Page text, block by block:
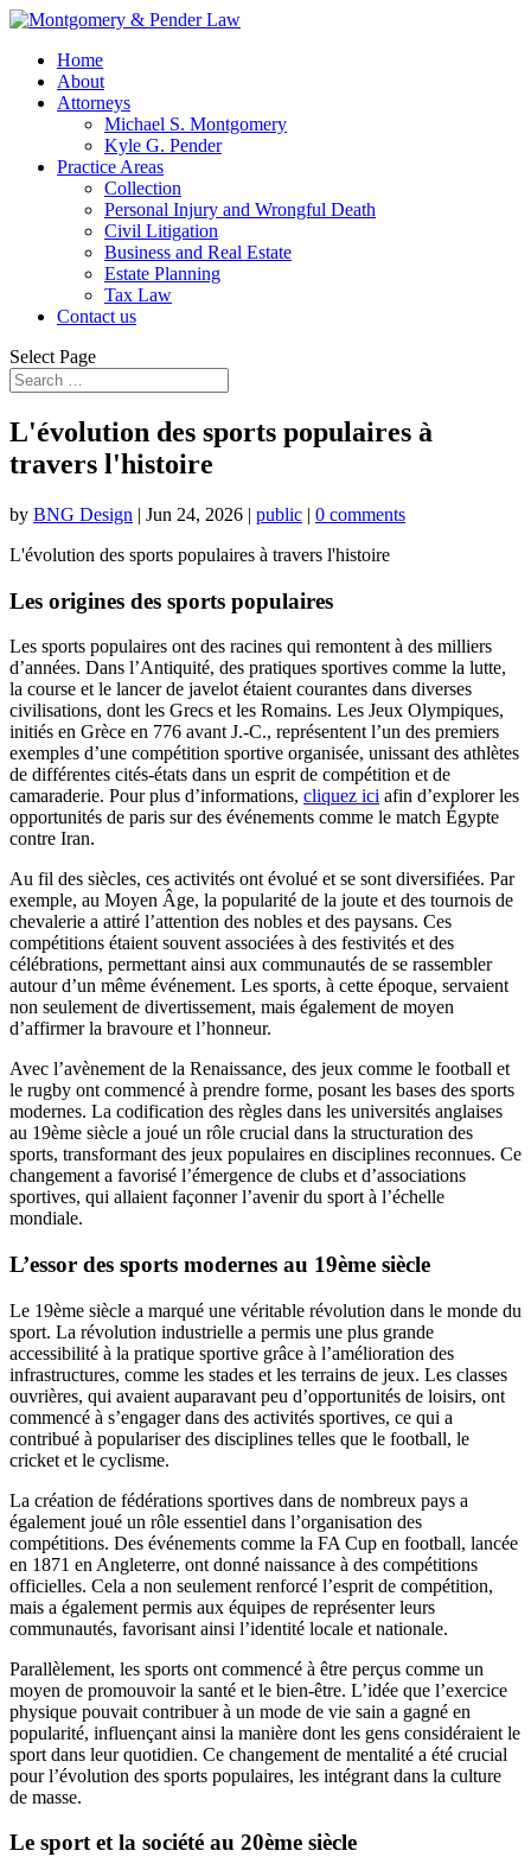
Home
About
Attorneys
Michael S. Montgomery
Kyle G. Pender
Practice Areas
Collection
Personal Injury and Wrongful Death
Civil Litigation
Business and Real Estate
Estate Planning
Tax Law
Contact us
Select Page
L'évolution des sports populaires à
travers l'histoire
by BNG Design | Jun 24, 2026 | public | 0 comments
L'évolution des sports populaires à travers l'histoire
Les origines des sports populaires
Les sports populaires ont des racines qui remontent à des milliers
d’années. Dans l’Antiquité, des pratiques sportives comme la lutte,
la course et le lancer de javelot étaient courantes dans diverses
civilisations, dont les Grecs et les Romains. Les Jeux Olympiques,
initiés en Grèce en 776 avant J.-C., représentent l’un des premiers
exemples d’une compétition sportive organisée, unissant des athlètes
de différentes cités-états dans un esprit de compétition et de
camaraderie. Pour plus d’informations, cliquez ici afin d’explorer les
opportunités de paris sur des événements comme le match Égypte
contre Iran.
Au fil des siècles, ces activités ont évolué et se sont diversifiées. Par
exemple, au Moyen Âge, la popularité de la joute et des tournois de
chevalerie a attiré l’attention des nobles et des paysans. Ces
compétitions étaient souvent associées à des festivités et des
célébrations, permettant ainsi aux communautés de se rassembler
autour d’un même événement. Les sports, à cette époque, servaient
non seulement de divertissement, mais également de moyen
d’affirmer la bravoure et l’honneur.
Avec l’avènement de la Renaissance, des jeux comme le football et
le rugby ont commencé à prendre forme, posant les bases des sports
modernes. La codification des règles dans les universités anglaises
au 19ème siècle a joué un rôle crucial dans la structuration des
sports, transformant des jeux populaires en disciplines reconnues. Ce
changement a favorisé l’émergence de clubs et d’associations
sportives, qui allaient façonner l’avenir du sport à l’échelle
mondiale.
L’essor des sports modernes au 19ème siècle
Le 19ème siècle a marqué une véritable révolution dans le monde du
sport. La révolution industrielle a permis une plus grande
accessibilité à la pratique sportive grâce à l’amélioration des
infrastructures, comme les stades et les terrains de jeux. Les classes
ouvrières, qui avaient auparavant peu d’opportunités de loisirs, ont
commencé à s’engager dans des activités sportives, ce qui a
contribué à populariser des disciplines telles que le football, le
cricket et le cyclisme.
La création de fédérations sportives dans de nombreux pays a
également joué un rôle essentiel dans l’organisation des
compétitions. Des événements comme la FA Cup en football, lancée
en 1871 en Angleterre, ont donné naissance à des compétitions
officielles. Cela a non seulement renforcé l’esprit de compétition,
mais a également permis aux équipes de représenter leurs
communautés, favorisant ainsi l’identité locale et nationale.
Parallèlement, les sports ont commencé à être perçus comme un
moyen de promouvoir la santé et le bien-être. L’idée que l’exercice
physique pouvait contribuer à un mode de vie sain a gagné en
popularité, influençant ainsi la manière dont les gens considéraient le
sport dans leur quotidien. Ce changement de mentalité a été crucial
pour l’évolution des sports populaires, les intégrant dans la culture
de masse.
Le sport et la société au 20ème siècle